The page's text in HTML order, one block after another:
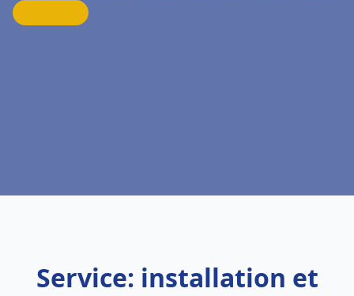
Service: installation et